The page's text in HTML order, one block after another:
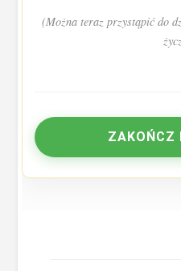
(Można teraz przystąpić do
ZAKOŃCZ